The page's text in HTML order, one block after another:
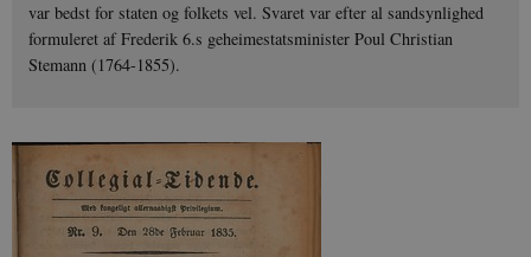
var bedst for staten og folkets vel. Svaret var efter al sandsynlighed
formuleret af Frederik 6.s geheimestatsminister Poul Christian
Stemann (1764-1855).